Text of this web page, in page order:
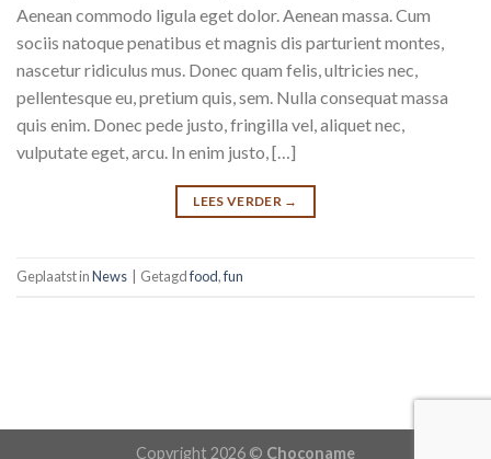
Aenean commodo ligula eget dolor. Aenean massa. Cum
sociis natoque penatibus et magnis dis parturient montes,
nascetur ridiculus mus. Donec quam felis, ultricies nec,
pellentesque eu, pretium quis, sem. Nulla consequat massa
quis enim. Donec pede justo, fringilla vel, aliquet nec,
vulputate eget, arcu. In enim justo, […]
LEES VERDER →
Geplaatst inNews Getagdfood,fun
Copyright 2026 © Choconame